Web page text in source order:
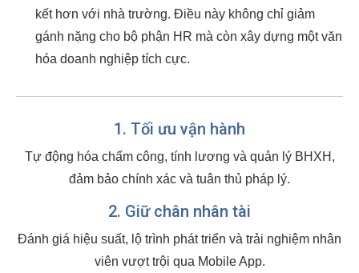
kết hơn với nhà trường. Điều này không chỉ giảm
gánh nặng cho bộ phận HR mà còn xây dựng một văn
hóa doanh nghiệp tích cực.
1. Tối ưu vận hành
Tự động hóa chấm công, tính lương và quản lý BHXH,
đảm bảo chính xác và tuân thủ pháp lý.
2. Giữ chân nhân tài
Đánh giá hiệu suất, lộ trình phát triển và trải nghiệm nhân
viên vượt trội qua Mobile App.